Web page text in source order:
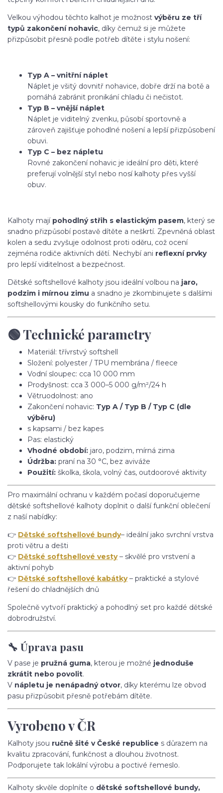
Velkou výhodou těchto kalhot je možnost výběru ze tří
typů zakončení nohavic, díky čemuž si je můžete
přizpůsobit přesně podle potřeb dítěte i stylu nošení:
Typ A – vnitřní náplet
Náplet je všitý dovnitř nohavice, dobře drží na botě a
pomáhá zabránit pronikání chladu či nečistot.
Typ B – vnější náplet
Náplet je viditelný zvenku, působí sportovně a
zároveň zajišťuje pohodlné nošení a lepší přizpůsobení
obuvi.
Typ C – bez nápletu
Rovné zakončení nohavic je ideální pro děti, které
preferují volnější styl nebo nosí kalhoty přes vyšší
obuv.
Kalhoty mají pohodlný střih s elastickým pasem, který se
snadno přizpůsobí postavě dítěte a neškrtí. Zpevněná oblast
kolen a sedu zvyšuje odolnost proti oděru, což ocení
zejména rodiče aktivních dětí. Nechybí ani reflexní prvky
pro lepší viditelnost a bezpečnost.
Dětské softshellové kalhoty jsou ideální volbou na jaro,
podzim i mírnou zimu a snadno je zkombinujete s dalšími
softshellovými kousky do funkčního setu.
🟢 Technické parametry
Materiál: třívrstvý softshell
Složení: polyester / TPU membrána / fleece
Vodní sloupec: cca 10 000 mm
Prodyšnost: cca 3 000–5 000 g/m²/24 h
Větruodolnost: ano
Zakončení nohavic: Typ A / Typ B / Typ C (dle
výběru)
s kapsami / bez kapes
Pas: elastický
Vhodné období: jaro, podzim, mírná zima
Údržba: praní na 30 °C, bez aviváže
Použití: školka, škola, volný čas, outdoorové aktivity
Pro maximální ochranu v každém počasí doporučujeme
dětské softshellové kalhoty doplnit o další funkční oblečení
z naší nabídky:
👉 Dětské softshellové bundy– ideální jako svrchní vrstva
proti větru a dešti
👉 Dětské softshellové vesty– skvělé pro vrstvení a
aktivní pohyb
👉 Dětské softshellové kabátky– praktické a stylové
řešení do chladnějších dnů
Společně vytvoří praktický a pohodlný set pro každé dětské
dobrodružství.
🔧 Úprava pasu
V pase je pružná guma, kterou je možné jednoduše
zkrátit nebo povolit.
V nápletu je nenápadný otvor, díky kterému lze obvod
pasu přizpůsobit přesně potřebám dítěte.
Vyrobeno v ČR
Kalhoty jsou ručně šité v České republice s důrazem na
kvalitu zpracování, funkčnost a dlouhou životnost.
Podporujete tak lokální výrobu a poctivé řemeslo.
Kalhoty skvěle doplníte o dětské softshellové bundy,